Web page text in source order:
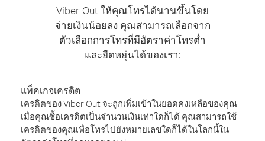
Viber Out ให้คุณโทรได้นานขึ้นโดย
จ่ายเงินน้อยลง คุณสามารถเลือกจาก
ตัวเลือกการโทรที่มีอัตราค่าโทรต่ำ
และยืดหยุ่นได้ของเรา:
แพ็คเกจเครดิต
เครดิตของ Viber Out จะถูกเพิ่มเข้าในยอดคงเหลือของคุณ
เมื่อคุณซื้อเครดิตเป็นจำนวนเงินเท่าใดก็ได้ คุณสามารถใช้
เครดิตของคุณเพื่อโทรไปยังหมายเลขใดก็ได้ในโลกนี้ใน